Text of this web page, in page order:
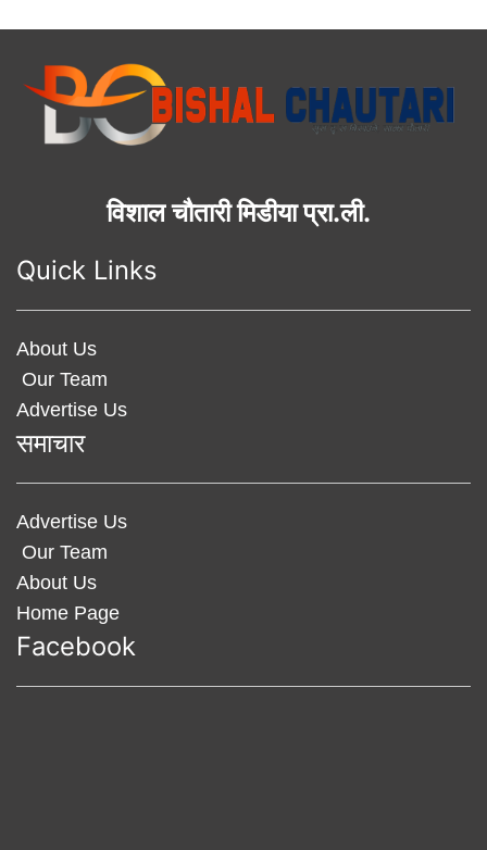
विशाल चौतारी मिडीया प्रा.ली.
Quick Links
About Us
Our Team
Advertise Us
समाचार
Advertise Us
Our Team
About Us
Home Page
Facebook